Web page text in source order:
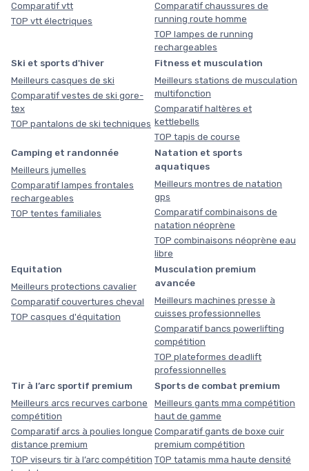
Comparatif vtt
TOP vtt électriques
Comparatif chaussures de
running route homme
TOP lampes de running
rechargeables
Ski et sports d'hiver
Meilleurs casques de ski
Comparatif vestes de ski gore-
tex
TOP pantalons de ski techniques
Fitness et musculation
Meilleurs stations de musculation
multifonction
Comparatif haltères et
kettlebells
TOP tapis de course
Camping et randonnée
Meilleurs jumelles
Comparatif lampes frontales
rechargeables
TOP tentes familiales
Natation et sports
aquatiques
Meilleurs montres de natation
gps
Comparatif combinaisons de
natation néoprène
TOP combinaisons néoprène eau
libre
Equitation
Meilleurs protections cavalier
Comparatif couvertures cheval
TOP casques d'équitation
Musculation premium
avancée
Meilleurs machines presse à
cuisses professionnelles
Comparatif bancs powerlifting
compétition
TOP plateformes deadlift
professionnelles
Tir à l’arc sportif premium
Meilleurs arcs recurves carbone
compétition
Comparatif arcs à poulies longue
distance premium
TOP viseurs tir à l’arc compétition
Sports de combat premium
Meilleurs gants mma compétition
haut de gamme
Comparatif gants de boxe cuir
premium compétition
TOP tatamis mma haute densité